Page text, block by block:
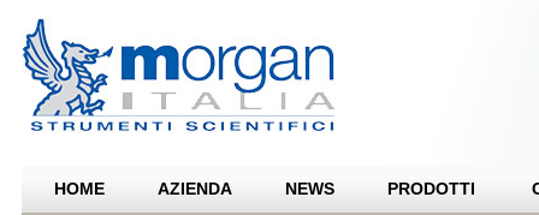
HOME AZIENDA NEWS PRODOTTI